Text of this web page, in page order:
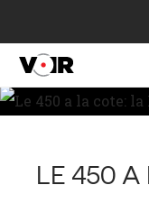
LE 450 A